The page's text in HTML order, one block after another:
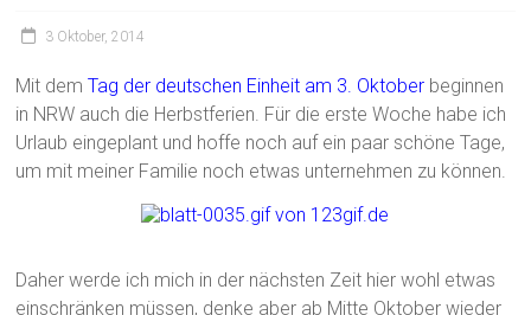
3 Oktober, 2014
Mit demTag der deutschen Einheit am 3. Oktober beginnen
in NRW auch die Herbstferien. Für die erste Woche habe ich
Urlaub eingeplant und hoffe noch auf ein paar schöne Tage,
um mit meiner Familie noch etwas unternehmen zu können.
Daher werde ich mich in der nächsten Zeit hier wohl etwas
einschränken müssen, denke aber ab Mitte Oktober wieder